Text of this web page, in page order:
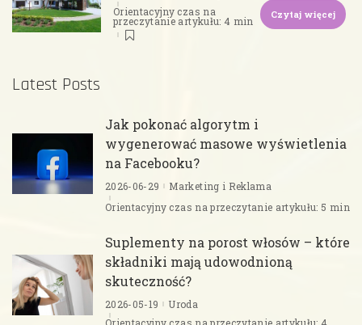
Orientacyjny czas na
przeczytanie artykułu: 4 min
Czytaj więcej
Latest Posts
Jak pokonać algorytm i
wygenerować masowe wyświetlenia
na Facebooku?
2026-06-29
Marketing i Reklama
Orientacyjny czas na przeczytanie artykułu: 5 min
Suplementy na porost włosów – które
składniki mają udowodnioną
skuteczność?
2026-05-19
Uroda